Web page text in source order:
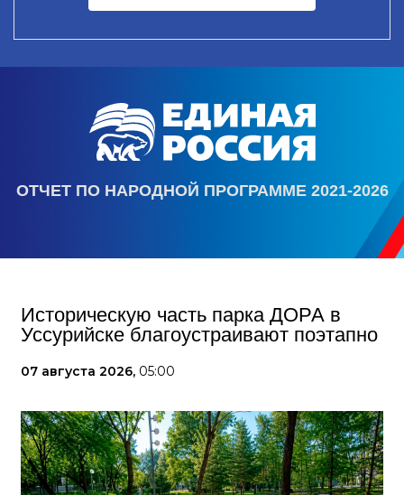
ОТЧЕТ ПО НАРОДНОЙ ПРОГРАММЕ 2021-2026
Историческую часть парка ДОРА в
Уссурийске благоустраивают поэтапно
07 августа 2026, 05:00